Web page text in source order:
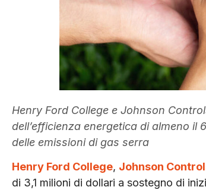
Henry Ford College e Johnson
dell’efficienza energetica di almeno
delle emissioni di gas serra
Henry Ford College, Johnson
di 3,1 milioni di dollari a sostegno di